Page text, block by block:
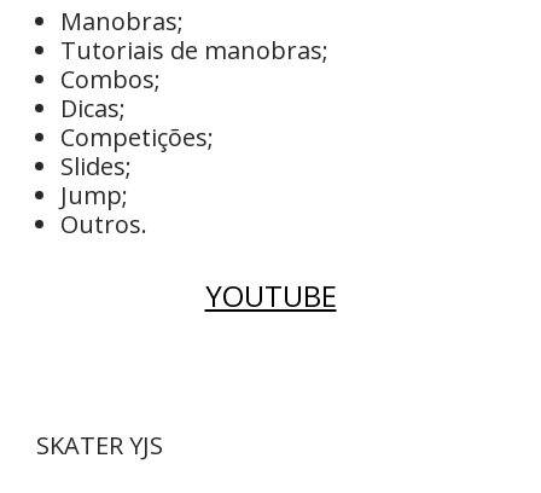
Manobras;
Tutoriais de manobras;
Combos;
Dicas;
Competições;
Slides;
Jump;
Outros.
YOUTUBE
SKATER YJS